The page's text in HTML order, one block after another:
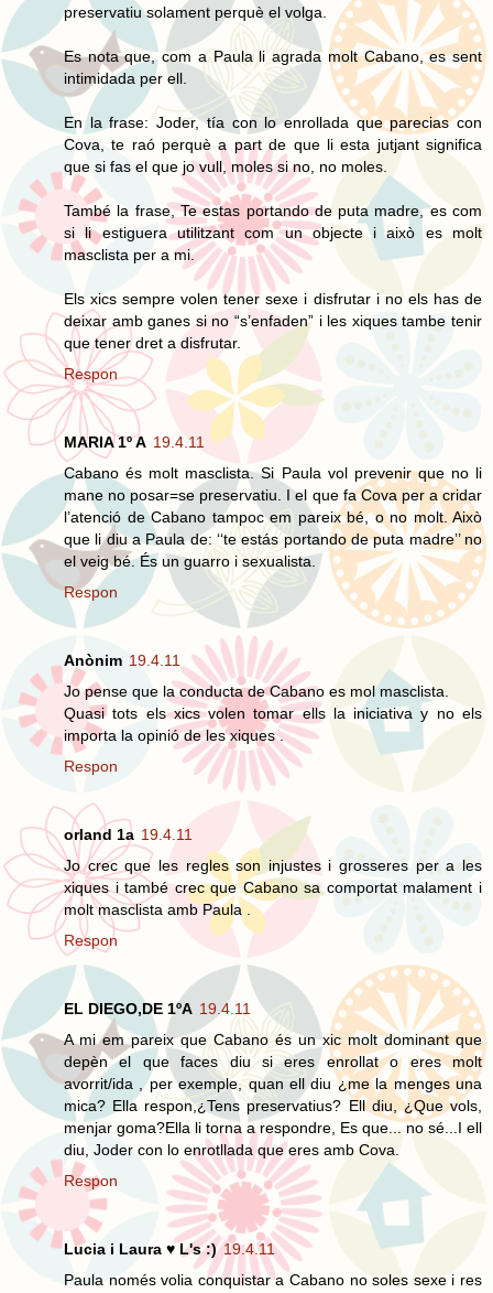
preservatiu solament perquè el volga.
Es nota que, com a Paula li agrada molt Cabano, es sent
intimidada per ell.
En la frase: Joder, tía con lo enrollada que parecias con
Cova, te raó perquè a part de que li esta jutjant significa
que si fas el que jo vull, moles si no, no moles.
També la frase, Te estas portando de puta madre, es com
si li estiguera utilitzant com un objecte i això es molt
masclista per a mi.
Els xics sempre volen tener sexe i disfrutar i no els has de
deixar amb ganes si no “s’enfaden” i les xiques tambe tenir
que tener dret a disfrutar.
Respon
MARIA 1º A 19.4.11
Cabano és molt masclista. Si Paula vol prevenir que no li
mane no posar=se preservatiu. I el que fa Cova per a cridar
l’atenció de Cabano tampoc em pareix bé, o no molt. Això
que li diu a Paula de: ‘‘te estás portando de puta madre’’ no
el veig bé. És un guarro i sexualista.
Respon
Anònim 19.4.11
Jo pense que la conducta de Cabano es mol masclista.
Quasi tots els xics volen tomar ells la iniciativa y no els
importa la opinió de les xiques .
Respon
orland 1a 19.4.11
Jo crec que les regles son injustes i grosseres per a les
xiques i també crec que Cabano sa comportat malament i
molt masclista amb Paula .
Respon
EL DIEGO,DE 1ºA 19.4.11
A mi em pareix que Cabano és un xic molt dominant que
depèn el que faces diu si eres enrollat o eres molt
avorrit/ida , per exemple, quan ell diu ¿me la menges una
mica? Ella respon,¿Tens preservatius? Ell diu, ¿Que vols,
menjar goma?Ella li torna a respondre, Es que... no sé...I ell
diu, Joder con lo enrotllada que eres amb Cova.
Respon
Lucia i Laura ♥ L's :) 19.4.11
Paula només volia conquistar a Cabano no soles sexe i res